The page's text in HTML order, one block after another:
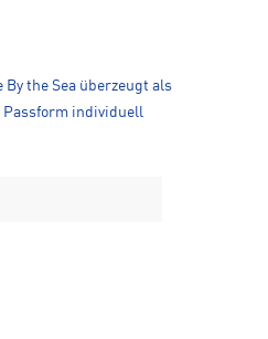
the Sea überzeugt als
Passform individuell